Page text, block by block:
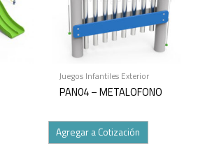
Juegos Infantiles Exterior
PAN04 – METALOFONO
Agregar a Cotización